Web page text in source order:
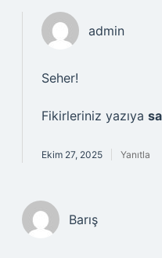
admin
Seher!
Fikirleriniz yazıya
Ekim 27, 2025 Yanıtla
Barış